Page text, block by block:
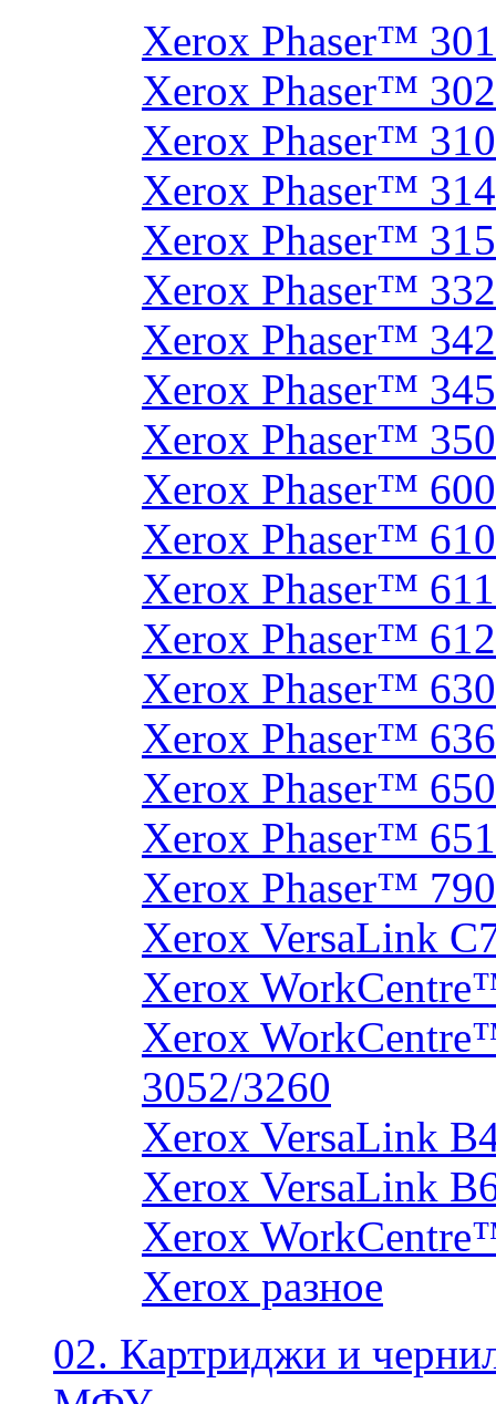
Xerox Phaser™
Xerox Phaser™
Xerox Phaser™
Xerox Phaser™
Xerox Phaser™
Xerox Phaser™
Xerox Phaser™
Xerox Phaser™
Xerox Phaser™
Xerox Phaser™
Xerox Phaser™
Xerox Phaser™
Xerox Phaser™
Xerox Phaser™
Xerox Phaser™
Xerox Phaser™
Xerox Phaser™
Xerox Phaser™ 790
Xerox VersaLink
Xerox
Xerox
3052/3260
Xerox VersaLink
Xerox VersaLink
Xerox
Xerox разное
02. Картриджи и